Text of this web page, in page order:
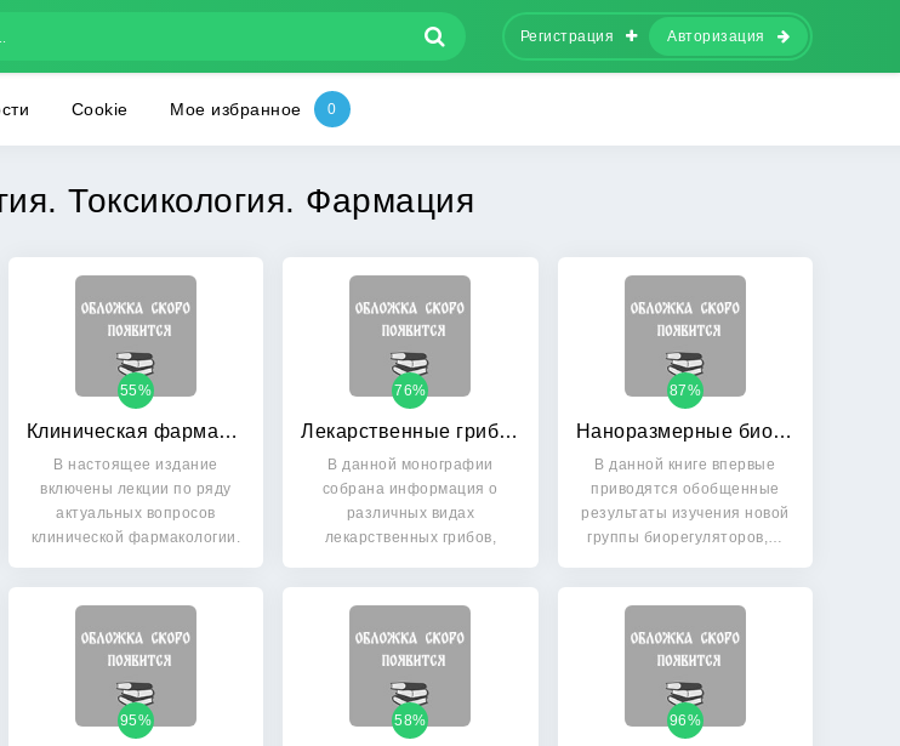
Регистрация Авторизация
Cookie Мое избранное
Токсикология. Фармация
Клиническая фармакология: Избранные лекции
55%
В настоящее издание
включены лекции по ряду
актуальных вопросов
клинической фармакологии.
Лекарственные грибы в традиционной китайской медицине и современных биотехнологиях
76%
В данной монографии
собрана информация о
различных видах
лекарственных грибов,
Наноразмерные биорегуляторы тканей глаза млекопитающих как основа для фармакологических препаратов нового поколения
87%
В данной книге впервые
приводятся обобщенные
результаты изучения новой
группы биорегуляторов,…
95% 58% 96%